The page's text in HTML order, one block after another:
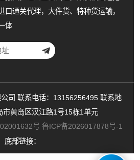
口通关代理，大件货、特种货运输，
体
司 联系电话：13156256495 联系地
市黄岛区汉江路1号15栋1单元
号 鲁ICP备2026017878号-1
底部链接：